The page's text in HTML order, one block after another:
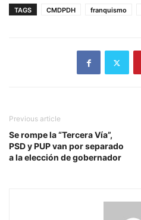
TAGS CMDPDH franquismo
Previous article
Se rompe la “Tercera Vía”,
PSD y PUP van por separado
a la elección de gobernador